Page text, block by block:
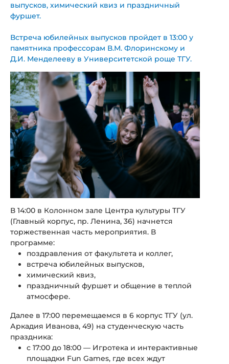
выпусков, химический квиз и праздничный
фуршет.
Встреча юбилейных выпусков пройдет в 13:00 у
памятника профессорам В.М. Флоринскому и
Д.И. Менделееву в Университетской роще ТГУ.
В 14:00 в Колонном зале Центра культуры ТГУ
(Главный корпус, пр. Ленина, 36) начнется
торжественная часть мероприятия. В
программе:
поздравления от факультета и коллег,
встреча юбилейных выпусков,
химический квиз,
праздничный фуршет и общение в теплой
атмосфере.
Далее в 17:00 перемещаемся в 6 корпус ТГУ (ул.
Аркадия Иванова, 49) на студенческую часть
праздника:
с 17:00 до 18:00 — Игротека и интерактивные
площадки Fun Games, где всех ждут